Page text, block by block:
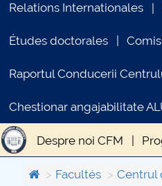
Relations Internationales
Études doctorales
Raportul Conducerii
Chestionar angajabilitate
Despre noi CFM
Acces inscriși
Facultés
Centrul